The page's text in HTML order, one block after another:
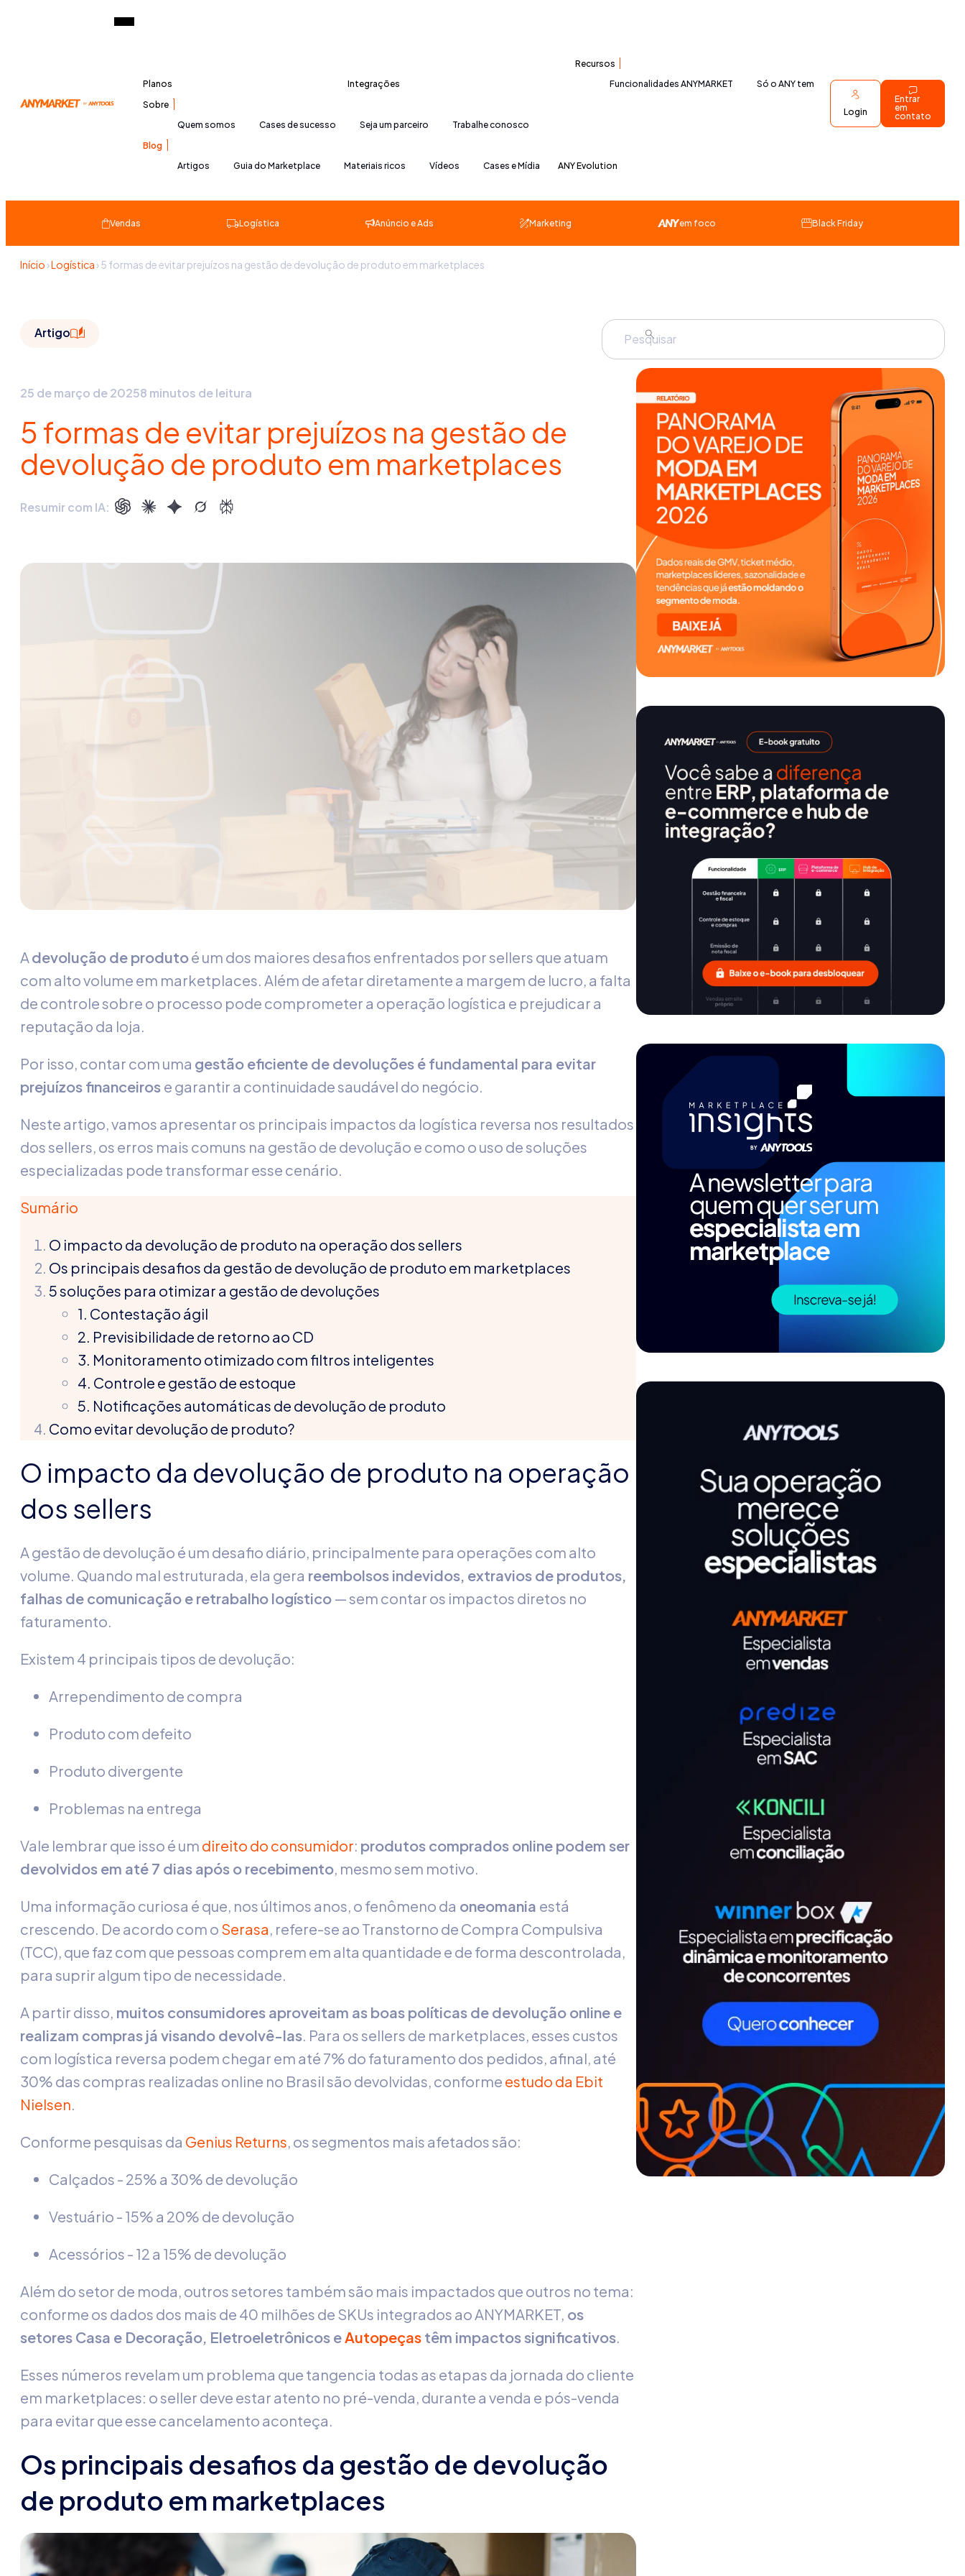
Planos Integrações
Recursos
Funcionalidades ANYMARKET
Só o ANY tem
Sobre
Quem somos
Cases de sucesso Seja um parceiro
Trabalhe conosco
Blog
Artigos
Guia do Marketplace Materiais ricos Vídeos Cases e Mídia ANY Evolution
Login
Entrar
em
contato
Vendas Logística Anúncio e Ads Marketing em foco Black Friday
Início ›Logística ›5 formas de evitar prejuízos na gestão de devolução de produto em marketplaces
Artigo
25 de março de 20258 minutos de leitura
5 formas de evitar prejuízos na gestão de
devolução de produto em marketplaces
Resumir com IA:
A devolução de produtoé um dos maiores desafios enfrentados por sellers que atuam
com alto volume em marketplaces. Além de afetar diretamente a margem de lucro, a falta
de controle sobre o processo pode comprometer a operação logística e prejudicar a
reputação da loja.
Por isso, contar com uma gestão eficiente de devoluções é fundamental para evitar
prejuízos financeiros e garantir a continuidade saudável do negócio.
Neste artigo, vamos apresentar os principais impactos da logística reversa nos resultados
dos sellers, os erros mais comuns na gestão de devolução e como o uso de soluções
especializadas pode transformar esse cenário.
Sumário
O impacto da devolução de produto na operação dos sellers
Os principais desafios da gestão de devolução de produto em marketplaces
5 soluções para otimizar a gestão de devoluções
1. Contestação ágil
2. Previsibilidade de retorno ao CD
3. Monitoramento otimizado com filtros inteligentes
4. Controle e gestão de estoque
5. Notificações automáticas de devolução de produto
Como evitar devolução de produto?
O impacto da devolução de produto na operação
dos sellers
A gestão de devolução é um desafio diário, principalmente para operações com alto
volume. Quando mal estruturada, ela gera reembolsos indevidos, extravios de produtos,
falhas de comunicação e retrabalho logístico — sem contar os impactos diretos no
faturamento.
Existem 4 principais tipos de devolução:
Arrependimento de compra
Produto com defeito
Produto divergente
Problemas na entrega
Vale lembrar que isso é um direito do consumidor: produtos comprados online podem ser
devolvidos em até 7 dias após o recebimento , mesmo sem motivo.
Uma informação curiosa é que, nos últimos anos, o fenômeno da oneomania está
crescendo. De acordo com o Serasa , refere-se ao Transtorno de Compra Compulsiva
(TCC), que faz com que pessoas comprem em alta quantidade e de forma descontrolada,
para suprir algum tipo de necessidade.
A partir disso, muitos consumidores aproveitam as boas políticas de devolução online e
realizam compras já visando devolvê-las . Para os sellers de marketplaces, esses custos
com logística reversa podem chegar em até 7% do faturamento dos pedidos, afinal, até
30% das compras realizadas online no Brasil são devolvidas, conforme estudo da Ebit
Nielsen
Conforme pesquisas da Genius Returns , os segmentos mais afetados são:
Calçados - 25% a 30% de devolução
Vestuário - 15% a 20% de devolução
Acessórios - 12 a 15% de devolução
Além do setor de moda, outros setores também são mais impactados que outros no tema:
conforme os dados dos mais de 40 milhões de SKUs integrados ao ANYMARKET, os
setores Casa e Decoração, Eletroeletrônicos e Autopeças têm impactos significativos
Esses números revelam um problema que tangencia todas as etapas da jornada do cliente
em marketplaces: o seller deve estar atento no pré-venda, durante a venda e pós-venda
para evitar que esse cancelamento aconteça.
Os principais desafios da gestão de devolução
de produto em marketplaces